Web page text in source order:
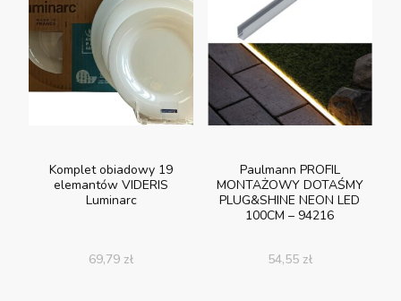
Komplet obiadowy 19
elemantów VIDERIS
Luminarc
69,79 zł
Paulmann PROFIL
MONTAŻOWY DOTAŚMY
PLUG&SHINE NEON LED
100CM – 94216
54,55 zł